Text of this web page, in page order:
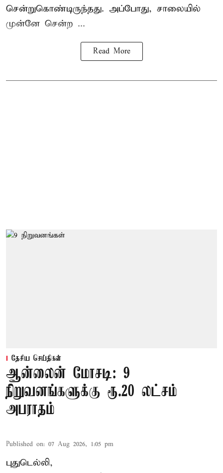
சென்றுகொண்டிருந்தது. அப்போது, சாலையில்
முன்னே சென்ற ...
Read More
தேசிய செய்திகள்
ஆன்லைன் மோசடி: 9
நிறுவனங்களுக்கு ரூ.20 லட்சம்
அபராதம்
Published on: 07 Aug 2026, 1:05 pm
புதுடெல்லி,